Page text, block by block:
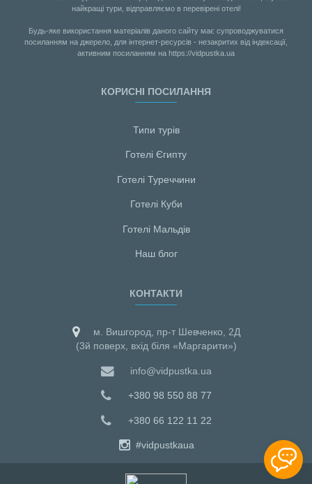
найкращі тури, відправляємо в перевірені отелі!
Будь-яке використання матеріалів даного сайту має супроводжуватися
посиланням на джерело, для інтернет-ресурсів - незакритих від індексації,
активним посиланням на https://vidpustka.ua
КОРИСНІ ПОСИЛАННЯ
Типи турів
Готелі Єгипту
Готелі Туреччини
Готелі Куби
Готелі Мальдiв
Наш блог
КОНТАКТИ
м. Вишгород, пр-т Шевченко, 2Д
(3й поверх, вхід біля «Маргарити»)
info@vidpustka.ua
+380 98 550 88 77
+380 66 122 11 22
#vidpustkaua